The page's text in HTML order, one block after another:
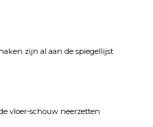
zijn al aan de spiegellijst
vloer-schouw neerzetten